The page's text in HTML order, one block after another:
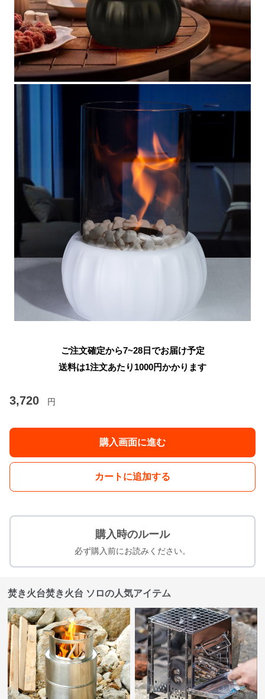
ご注文確定から7~28日でお届け予定
送料は1注文あたり 1000円かかります
3,720 円
購入画面に進む
カートに追加する
購入時のルール
必ず購入前にお読みください。
焚き火台焚き火台 ソロの人気アイテム